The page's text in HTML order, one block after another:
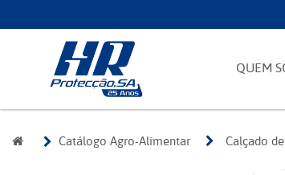
QUEM
Catálogo Agro-Alimentar Calçado